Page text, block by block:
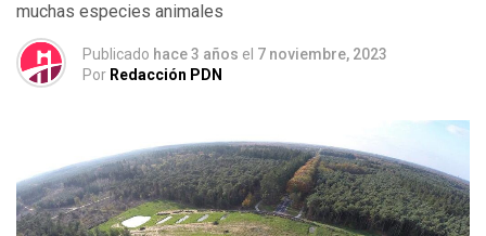
muchas especies animales
Publicado hace 3 años el 7 noviembre, 2023
Por Redacción PDN